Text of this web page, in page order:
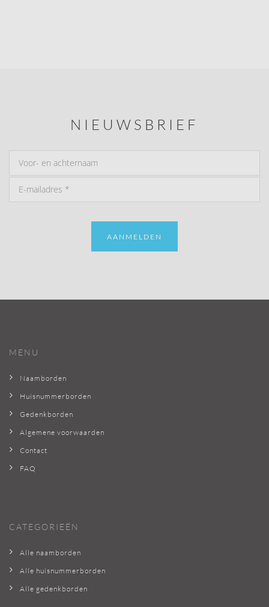
NIEUWSBRIEF
AANMELDEN
MENU
Naamborden
Huisnummerborden
Gedenkborden
Algemene voorwaarden
Contact
FAQ
CATEGORIEËN
Alle naamborden
Alle huisnummerborden
Alle gedenkborden